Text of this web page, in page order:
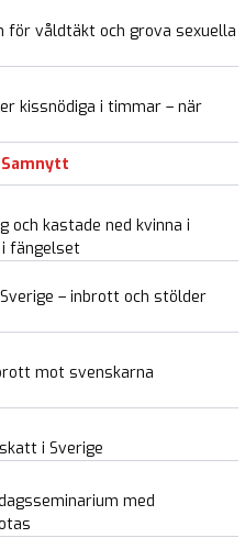
för våldtäkt och grova sexuella
kissnödiga i timmar – när
och kastade ned kvinna i
fängelset
– inbrott och stölder
mot svenskarna
i Sverige
med